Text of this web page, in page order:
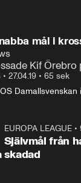
mål i
Kif Örebro
• 27.04.19 • 65 sek
Damallsvenskan
EUROPA LEAGUE•
Självmål från
skadad